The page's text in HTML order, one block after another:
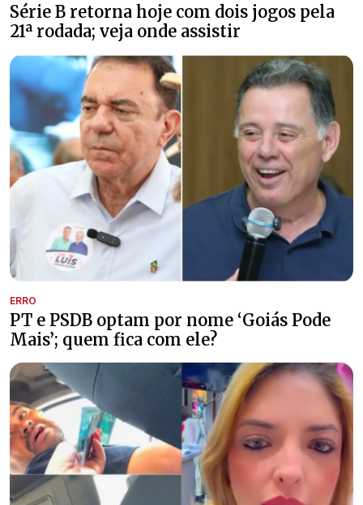
Série B retorna hoje com dois jogos pela
21ª rodada; veja onde assistir
ERRO
PT e PSDB optam por nome ‘Goiás Pode
Mais’; quem fica com ele?